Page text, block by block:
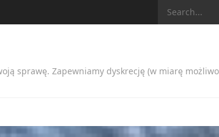
sprawę. Zapewniamy dyskrecję (w miarę